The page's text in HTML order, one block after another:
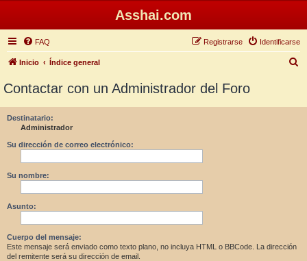
Asshai.com
FAQ Identificarse
Registrarse
Inicio Índice general
Contactar con un Administrador del Foro
Destinatario:
Administrador
Su dirección de correo electrónico:
Su nombre:
Asunto:
Cuerpo del mensaje:
Este mensaje será enviado como texto plano, no incluya HTML o BBCode. La dirección
del remitente será su dirección de email.